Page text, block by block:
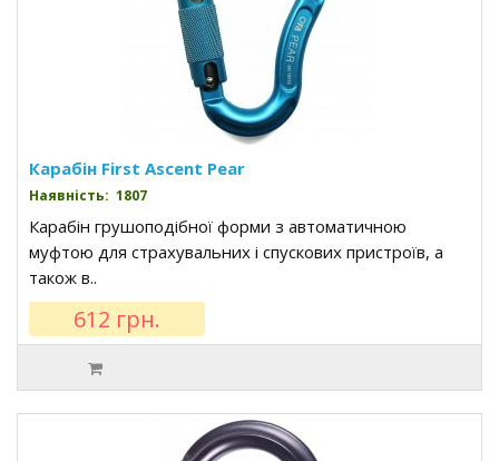
Карабін First Ascent Pear
Наявність: 1807
Карабін грушоподібної форми з автоматичною
муфтою для страхувальних і спускових пристроїв, а
також в..
612 грн.